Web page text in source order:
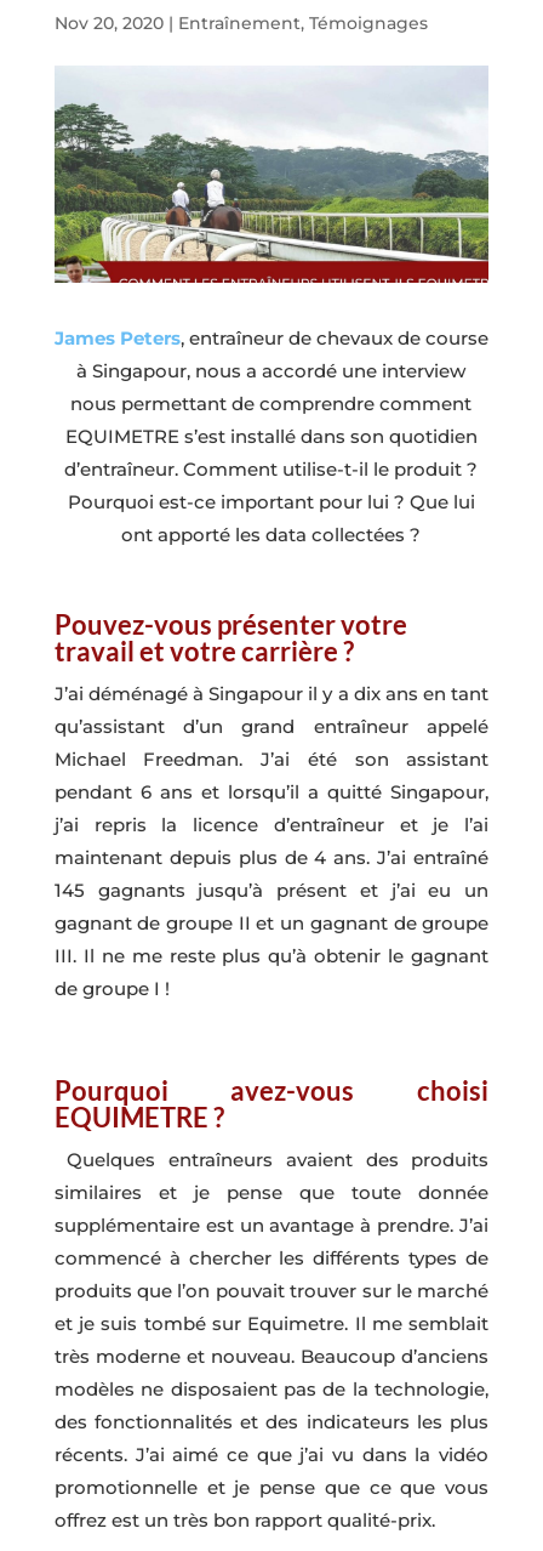
Nov 20, 2020| Entraînement, Témoignages
James Peters, entraîneur de chevaux de course
à Singapour, nous a accordé une interview
nous permettant de comprendre comment
EQUIMETRE s’est installé dans son quotidien
d’entraîneur. Comment utilise-t-il le produit ?
Pourquoi est-ce important pour lui ? Que lui
ont apporté les data collectées ?
Pouvez-vous présenter votre
travail et votre carrière ?
J’ai déménagé à Singapour il y a dix ans en tant
qu’assistant d’un grand entraîneur appelé
Michael Freedman. J’ai été son assistant
pendant 6 ans et lorsqu’il a quitté Singapour,
j’ai repris la licence d’entraîneur et je l’ai
maintenant depuis plus de 4 ans. J’ai entraîné
145 gagnants jusqu’à présent et j’ai eu un
gagnant de groupe II et un gagnant de groupe
III. Il ne me reste plus qu’à obtenir le gagnant
de groupe I !
Pourquoi avez-vous choisi
EQUIMETRE ?
Quelques entraîneurs avaient des produits
similaires et je pense que toute donnée
supplémentaire est un avantage à prendre. J’ai
commencé à chercher les différents types de
produits que l’on pouvait trouver sur le marché
et je suis tombé sur Equimetre. Il me semblait
très moderne et nouveau. Beaucoup d’anciens
modèles ne disposaient pas de la technologie,
des fonctionnalités et des indicateurs les plus
récents. J’ai aimé ce que j’ai vu dans la vidéo
promotionnelle et je pense que ce que vous
offrez est un très bon rapport qualité-prix.